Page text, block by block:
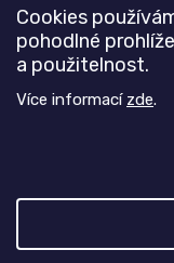
Cookies
pohodlné
a použitelnost.
Více informací zde.